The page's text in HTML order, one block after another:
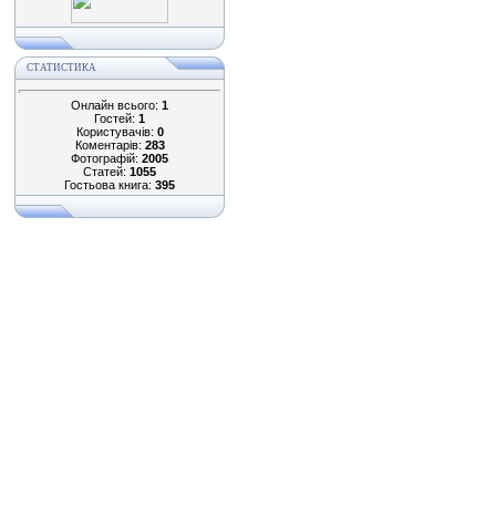
СТАТИСТИКА
Онлайн всього: 1
Гостей: 1
Користувачів: 0
Коментарів: 283
Фотографій: 2005
Статей: 1055
Гостьова книга: 395